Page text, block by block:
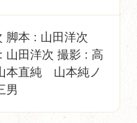
脚本 : 山田洋次
山田洋次 撮影 : 高
本直純 山本純ノ
男